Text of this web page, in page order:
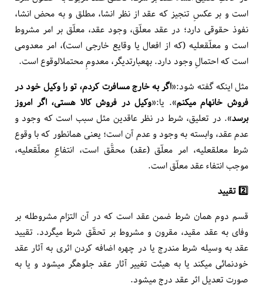
است و بر عکسِ تنجیز که عقد از نظر انشا، مطلق و به محض انشا،
نفوذ حقوقی دارد؛ در عقد معلّق، وجود عقد، معلّق بر امر مشروط
است و معلّق­علیه (که از افعال یا وقایع خارجی است)، امر معدومی
است که احتمالِ وجود دارد. به­عبارت­دیگر، معدومِ محتمل­الوقوع است.
مثل این­که گفته شود:«اگر به خارج مسافرت کردم، تو را وکیل خود در
فروش خانه­ام می­کنم». یا:«وکیل در فروش کالا هستی، اگر امروز
برسد». در تعلیق، شرط در نظر عاقدین مثل سبب است که وجود و
عدم عقد، وابسته به وجود و عدم آن است؛ یعنی همان­طور که با وقوع
شرط معلق­علیه، امر معلّق (عقد) محقَّق است، انتفاعِ معلّق­علیه،
موجب انتفاء عقد معلّق است.
2️⃣ تقیید
قسم دوم همان شرط ضمن عقد است که در آن التزام مشروط­له بر
وفای به عقد مقید، مقرون و مشروط بر تحقّق شرط می­گردد. تقیید
عقد به وسیله شرط مندرج یا در چهره اضافه کردن اثری به آثار عقد
خودنمائی می­کند یا به هیئت تغییر آثار عقد جلوه­گر می­شود و یا به
صورت تعدیل اثر عقد درج می­شود.